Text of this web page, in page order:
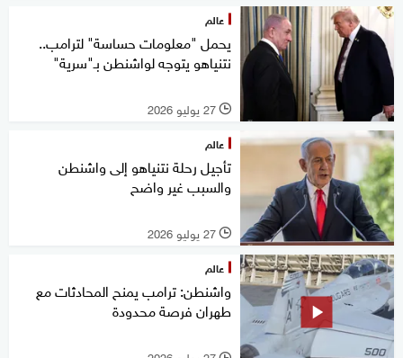
عالم
يحمل "معلومات حساسة" لترامب..
نتنياهو يتوجه لواشنطن بـ"سرية"
l 27 يوليو 2026
عالم
تأجيل رحلة نتنياهو إلى واشنطن
والسبب غير واضح
l 27 يوليو 2026
عالم
واشنطن: ترامب يمنح المحادثات مع
طهران فرصة محدودة